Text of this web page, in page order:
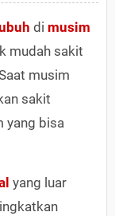
di musim
mudah sakit
musim
sakit
yang bisa
yang luar